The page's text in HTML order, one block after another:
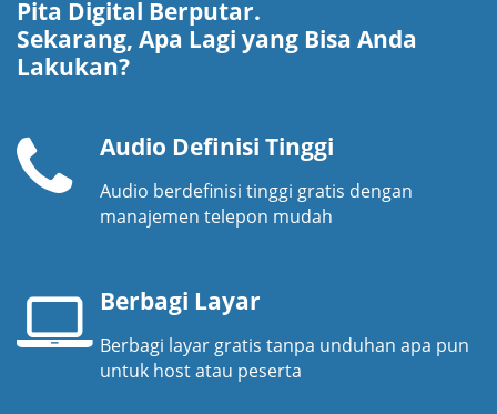
Pita Digital Berputar.
Sekarang, Apa Lagi yang Bisa Anda
Lakukan?
Pesawat
Audio Definisi Tinggi
Audio berdefinisi tinggi gratis dengan
manajemen telepon mudah
Berbagi Layar
Berbagi layar gratis tanpa unduhan apa pun
untuk host atau peserta